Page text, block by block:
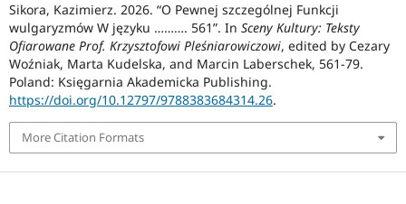
Sikora, Kazimierz. 2026. “O Pewnej szczególnej Funkcji
wulgaryzmów W języku ………. 561”. In Sceny Kultury: Teksty
Ofiarowane Prof. Krzysztofowi Pleśniarowiczowi, edited by Cezary
Woźniak, Marta Kudelska, and Marcin Laberschek, 561-79.
Poland: Księgarnia Akademicka Publishing.
https://doi.org/10.12797/9788383684314.26.
More Citation Formats